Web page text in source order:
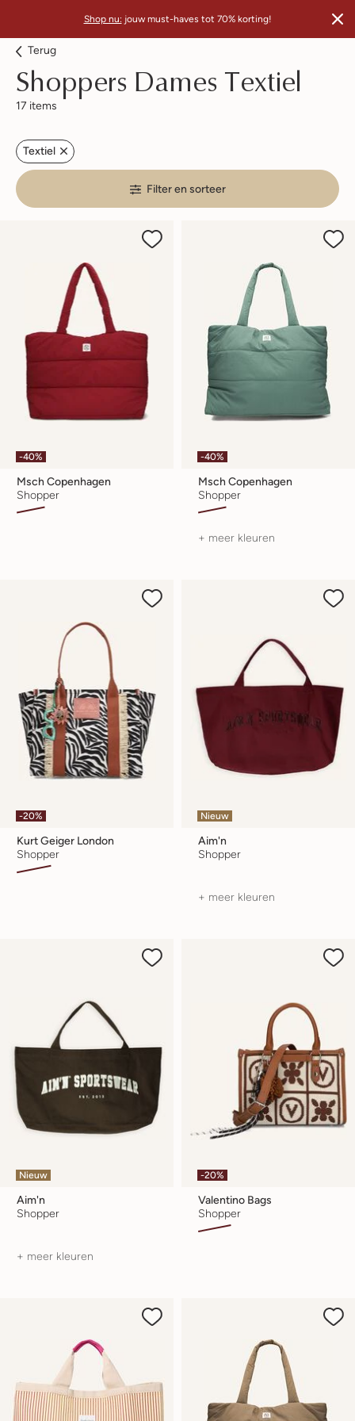
Shop nu: jouw must-haves tot 70% korting!
Terug
Shoppers Dames Textiel
17 items
Textiel
Filter en sorteer
-40%
Msch Copenhagen
Shopper
-40%
Msch Copenhagen
Shopper
+ meer kleuren
-20%
Kurt Geiger London
Shopper
Nieuw
Aim'n
Shopper
+ meer kleuren
Nieuw
Aim'n
Shopper
+ meer kleuren
-20%
Valentino Bags
Shopper